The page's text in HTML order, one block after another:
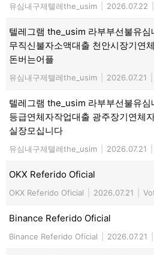
유심내구제텔레the_usim 2026.07.22
텔레그램 the_usim 라부부선불유
무직신불자소액대출 천안시장기연
돈버는어플
유심내구제텔레the_usim 2026.07.21
텔레그램 the_usim 라부부선불유
등급연체자작업대출 광주장기연체
실장모십니다
유심내구제텔레the_usim 2026.07.21
OKX Referido Oficial
OKX Referido Oficial 2026.07.21
Binance Referido Oficial
Binance Referido Oficial 2026.07.21